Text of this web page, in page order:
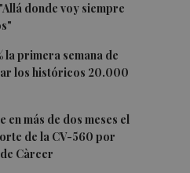
donde voy siempre
la primera semana de
los históricos 20.000
más de dos meses el
de la CV-560 por
Càrcer